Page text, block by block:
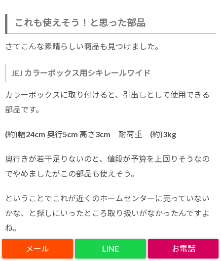
LINE
これも使えそう！と思った部品
さてこんな素晴らしい商品も見つけました。
JEJ カラーボックス用シキレールワイド
カラーボックスに取り付けると、引出しとして使用できる
部品です。
(約)幅24cm 奥行5cm 高さ3cm 耐荷重 (約)3kg
奥行きが若干足りないのと、値段が予算を上回りそうなの
でやめましたがこの部品も使えそう。
ということでこれが近くのホームセンターに売っていない
かな、と探しにいったところ取り扱いがなかったんですよ
ね。
でもそのおかげでホワイトアングルという部品に行き着け